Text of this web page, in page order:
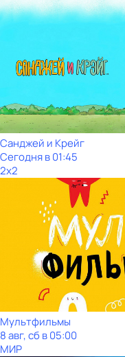
Санджей и Крейг
Сегодня в 01:45
2x2
Мультфильмы
8 авг, сб в 05:00
МИР